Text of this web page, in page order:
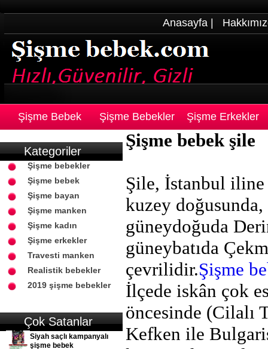
Anasayfa
Şişme Bebek Şişme Bebekler Şişme Erkekler
Kategoriler
Şişme bebekler
Şişme bebek
Şişme bayan
Şişme manken
Şişme kadın
Şişme erkekler
Travesti manken
Realistik bebekler
2019 şişme bebekler
Çok Satanlar
Siyah saçlı kampanyalı
şişme bebek
Şişme bebek şile
Şile, İstanbul
kuzey doğusunda,
güneydoğuda
güneybatıda
çevrilidir.Şişme
İlçede iskân çok
öncesinde (Cilalı
Kefken ile